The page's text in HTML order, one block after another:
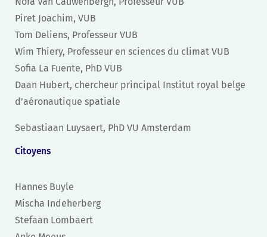
Piret Joachim, VUB
Tom Deliens, Professeur VUB
Wim Thiery, Professeur en sciences du climat VUB
Sofia La Fuente, PhD VUB
Daan Hubert, chercheur principal Institut royal belge
d’aéronautique spatiale
Sebastiaan Luysaert, PhD VU Amsterdam
Citoyens
Hannes Buyle
Mischa Indeherberg
Stefaan Lombaert